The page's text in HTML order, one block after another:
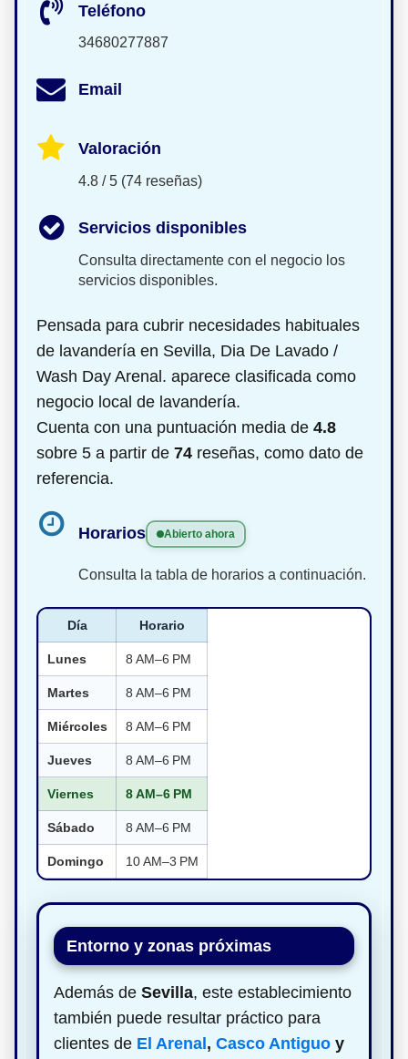
Teléfono
34680277887
Email
Valoración
4.8 / 5 (74 reseñas)
Servicios disponibles
Consulta directamente con el negocio los
servicios disponibles.
Pensada para cubrir necesidades habituales
de lavandería en Sevilla, Dia De Lavado /
Wash Day Arenal. aparece clasificada como
negocio local de lavandería.
Cuenta con una puntuación media de 4.8
sobre 5 a partir de 74 reseñas, como dato de
referencia.
Horarios Abierto ahora
Consulta la tabla de horarios a continuación.
Día Horario
Lunes 8 AM–6 PM
Martes 8 AM–6 PM
Miércoles 8 AM–6 PM
Jueves 8 AM–6 PM
Viernes 8 AM–6 PM
Sábado 8 AM–6 PM
Domingo 10 AM–3 PM
Entorno y zonas próximas
Además de Sevilla, este establecimiento
también puede resultar práctico para
clientes de El Arenal, Casco Antiguo y